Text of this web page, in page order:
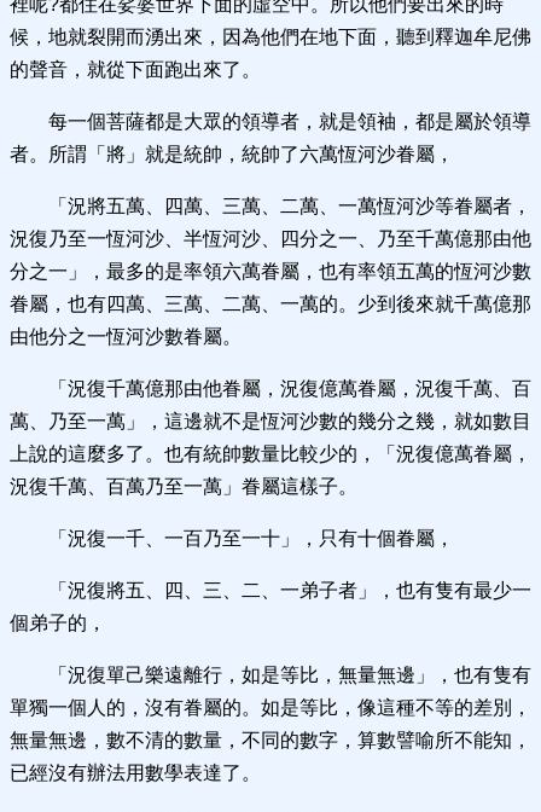
候，地就裂開而湧出來，因為他們在地下面，聽到釋迦牟尼佛
的聲音，就從下面跑出來了。
每一個菩薩都是大眾的領導者，就是領袖，都是屬於領導
者。所謂「將」就是統帥，統帥了六萬恆河沙眷屬，
「況將五萬、四萬、三萬、二萬、一萬恆河沙等眷屬者，
況復乃至一恆河沙、半恆河沙、四分之一、乃至千萬億那由他
分之一」，最多的是率領六萬眷屬，也有率領五萬的恆河沙數
眷屬，也有四萬、三萬、二萬、一萬的。少到後來就千萬億那
由他分之一恆河沙數眷屬。
「況復千萬億那由他眷屬，況復億萬眷屬，況復千萬、百
萬、乃至一萬」，這邊就不是恆河沙數的幾分之幾，就如數目
上說的這麼多了。也有統帥數量比較少的，「況復億萬眷屬，
況復千萬、百萬乃至一萬」眷屬這樣子。
「況復一千、一百乃至一十」，只有十個眷屬，
「況復將五、四、三、二、一弟子者」，也有隻有最少一
個弟子的，
「況復單己樂遠離行，如是等比，無量無邊」，也有隻有
單獨一個人的，沒有眷屬的。如是等比，像這種不等的差別，
無量無邊，數不清的數量，不同的數字，算數譬喻所不能知，
已經沒有辦法用數學表達了。